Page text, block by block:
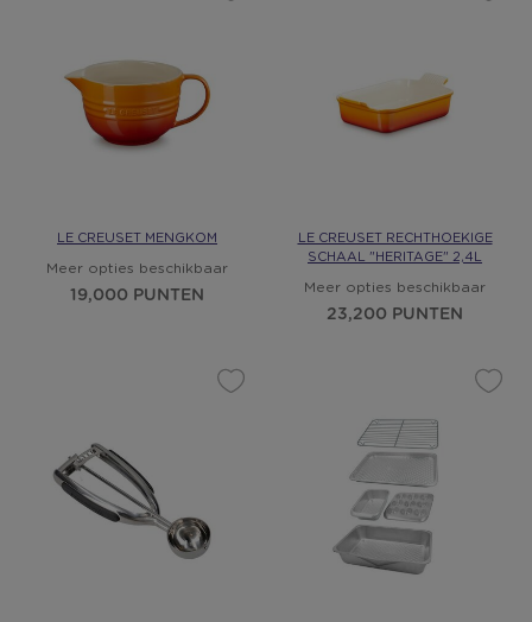
LE CREUSET MENGKOM
Meer opties beschikbaar
19,000 PUNTEN
LE CREUSET RECHTHOEKIGE
SCHAAL "HERITAGE" 2,4L
Meer opties beschikbaar
23,200 PUNTEN